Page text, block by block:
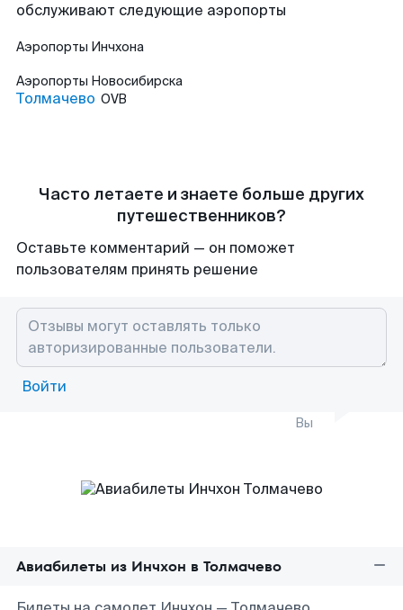
обслуживают следующие аэропорты
Аэропорты Инчхона
Аэропорты Новосибирска
Толмачево OVB
Часто летаете и знаете больше других
путешественников?
Оставьте комментарий — он поможет
пользователям принять решение
Войти
Вы
Авиабилеты из Инчхон в Толмачево